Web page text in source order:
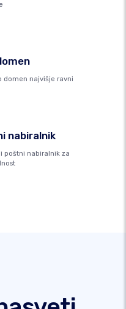
domen najvišje ravni
nabiralnik
poštni nabiralnik za